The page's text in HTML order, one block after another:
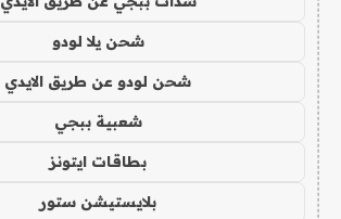
شحن يلا لودو
شحن لودو عن طريق الايدي
شعبية ببجي
بطاقات ايتونز
بلايستيشن ستور